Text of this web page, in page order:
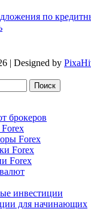
по
| Designed by
брокеров
Forex
Forex
Forex
инвестиции
для начинающих